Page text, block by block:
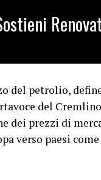
del petrolio,
del
dei prezzi di
verso paesi